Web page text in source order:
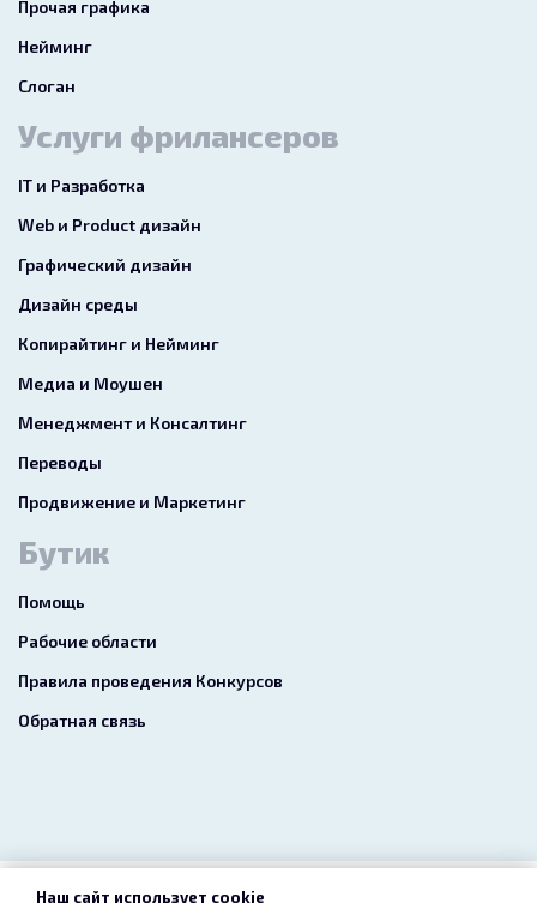
Прочая графика
Нейминг
Слоган
Услуги фрилансеров
IT и Разработка
Web и Product дизайн
Графический дизайн
Дизайн среды
Копирайтинг и Нейминг
Медиа и Моушен
Менеджмент и Консалтинг
Переводы
Продвижение и Маркетинг
Бутик
Помощь
Рабочие области
Правила проведения Конкурсов
Обратная связь
Наш сайт использует cookie